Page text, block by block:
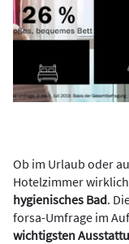
Ob im Urlaub oder
Hotelzimmer
hygienisches Bad.
forsa-Umfrage im
wichtigsten